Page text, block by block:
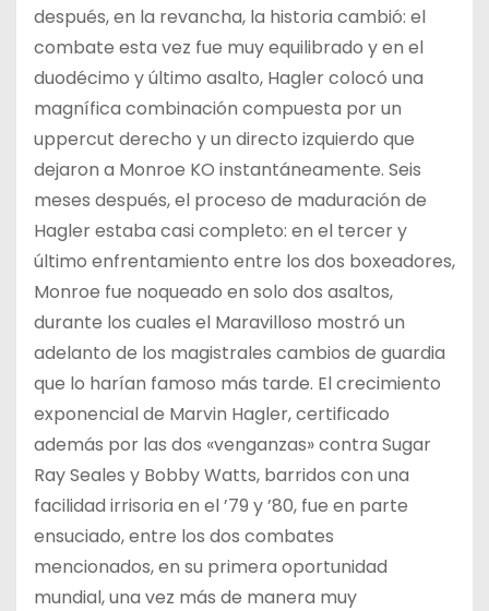
después, en la revancha, la historia cambió: el
combate esta vez fue muy equilibrado y en el
duodécimo y último asalto, Hagler colocó una
magnífica combinación compuesta por un
uppercut derecho y un directo izquierdo que
dejaron a Monroe KO instantáneamente. Seis
meses después, el proceso de maduración de
Hagler estaba casi completo: en el tercer y
último enfrentamiento entre los dos boxeadores,
Monroe fue noqueado en solo dos asaltos,
durante los cuales el Maravilloso mostró un
adelanto de los magistrales cambios de guardia
que lo harían famoso más tarde. El crecimiento
exponencial de Marvin Hagler, certificado
además por las dos «venganzas» contra Sugar
Ray Seales y Bobby Watts, barridos con una
facilidad irrisoria en el ’79 y ’80, fue en parte
ensuciado, entre los dos combates
mencionados, en su primera oportunidad
mundial, una vez más de manera muy